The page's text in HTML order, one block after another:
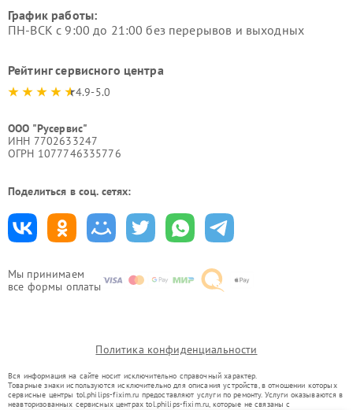
Мы принимаем
все формы оплаты
График работы:
ПН-ВСК с 9:00 до 21:00 без перерывов и выходных
Рейтинг сервисного центра
4.9-5.0
ООО "Русервис"
ИНН 7702633247
ОГРН 1077746335776
Поделиться в соц. сетях:
Политика конфиденциальности
Вся информация на сайте носит исключительно справочный характер.
Товарные знаки используются исключительно для описания устройств, в отношении которых
сервисные центры tol.philips-fixim.ru предоставляют услуги по ремонту. Услуги оказываются в
неавторизованных сервисных центрах tol.philips-fixim.ru, которые не связаны с